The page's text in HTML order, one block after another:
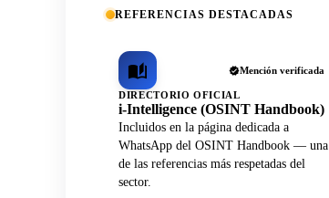
REFERENCIAS DESTACADAS
Mención verificada
DIRECTORIO OFICIAL
i-Intelligence (OSINT Handbook)
Incluidos en la página dedicada a
WhatsApp del OSINT Handbook — una
de las referencias más respetadas del
sector.